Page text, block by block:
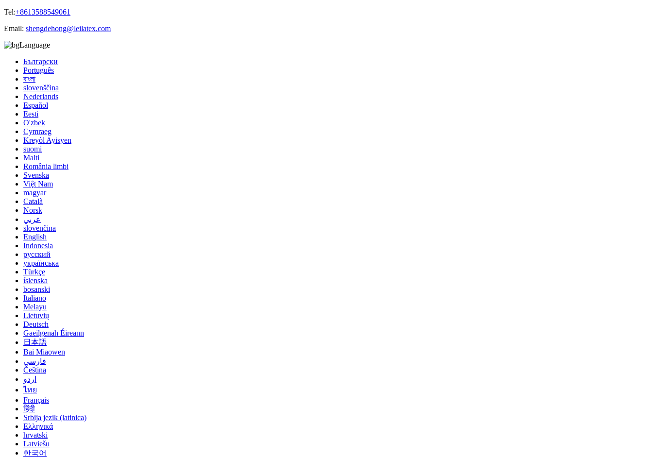
Tel:+8613588549061
Email: shengdehong@leilatex.com
Language
Български
Português
বাংলা
slovenščina
Nederlands
Español
Eesti
O'zbek
Cymraeg
Kreyòl Ayisyen
suomi
Malti
România limbi
Svenska
Việt Nam
magyar
Català
Norsk
عربي
slovenčina
English
Indonesia
русский
українська
Türkçe
íslenska
bosanski
Italiano
Melayu
Lietuvių
Deutsch
Gaeilgenah Éireann
日本語
Bai Miaowen
فارسی
Čeština
اردو
ไทย
Français
हिंदी
Srbija jezik (latinica)
Ελληνικά
hrvatski
Latviešu
한국어